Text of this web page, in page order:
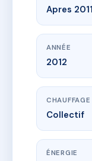
Apres 2011
ANNÉE
2012
CHAUFFAGE
Collectif
ÉNERGIE